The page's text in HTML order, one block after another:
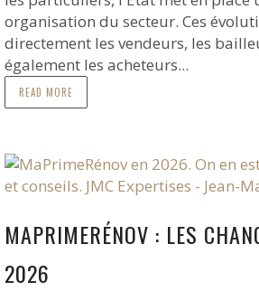
organisation du secteur. Ces
directement les vendeurs, les
également les acheteurs...
READ MORE
MAPRIMERÉNOV : LES
2026